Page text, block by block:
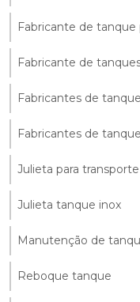
Fabricante de
Fabricante de
Fabricantes de
Fabricantes de
Julieta para
Julieta tanque inox
Manutenção de
Reboque tanque